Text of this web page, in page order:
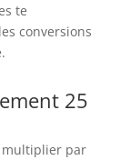
te
conversions
25
multiplier par